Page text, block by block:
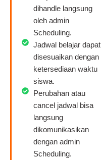
dihandle langsung
oleh admin
Scheduling.
Jadwal belajar dapat
disesuaikan dengan
ketersediaan waktu
siswa.
Perubahan atau
cancel jadwal bisa
langsung
dikomunikasikan
dengan admin
Scheduling.